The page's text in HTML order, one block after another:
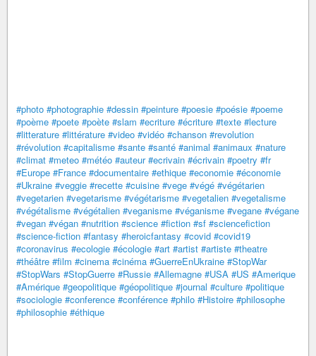
#photo #photographie #dessin #peinture #poesie #poésie #poeme
#poème #poete #poète #slam #ecriture #écriture #texte #lecture
#litterature #littérature #video #vidéo #chanson #revolution
#révolution #capitalisme #sante #santé #animal #animaux #nature
#climat #meteo #météo #auteur #ecrivain #écrivain #poetry #fr
#Europe #France #documentaire #ethique #economie #économie
#Ukraine #veggie #recette #cuisine #vege #végé #végétarien
#vegetarien #vegetarisme #végétarisme #vegetalien #vegetalisme
#végétalisme #végétalien #veganisme #véganisme #vegane #végane
#vegan #végan #nutrition #science #fiction #sf #sciencefiction
#science-fiction #fantasy #heroicfantasy #covid #covid19
#coronavirus #ecologie #écologie #art #artist #artiste #theatre
#théâtre #film #cinema #cinéma #GuerreEnUkraine #StopWar
#StopWars #StopGuerre #Russie #Allemagne #USA #US #Amerique
#Amérique #geopolitique #géopolitique #journal #culture #politique
#sociologie #conference #conférence #philo #Histoire #philosophe
#philosophie #éthique